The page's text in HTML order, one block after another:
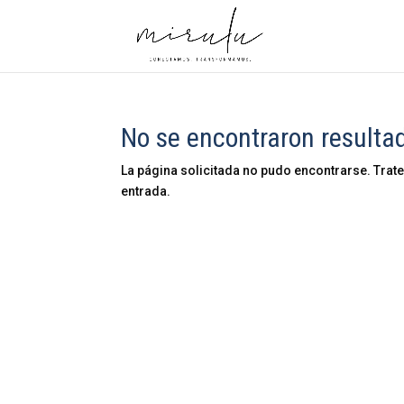
No se encontraron
La página solicitada no pudo encontrarse.
entrada.